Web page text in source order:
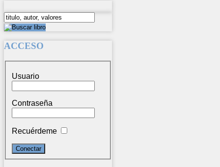
ACCESO
Usuario
Contraseña
Recuérdeme